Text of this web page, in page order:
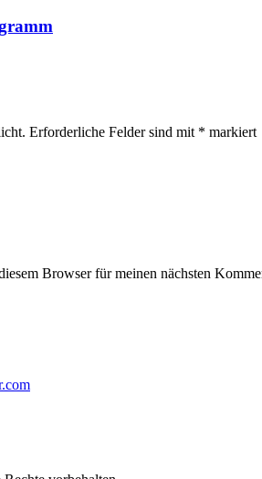
Erforderliche Felder sind mit * markiert
Browser für meinen nächsten